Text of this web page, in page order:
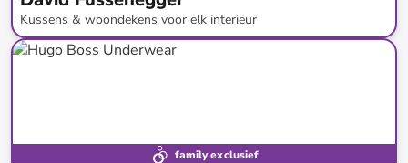
Kussens & woondekens voor elk interieur
tot-66%*
family exclusief